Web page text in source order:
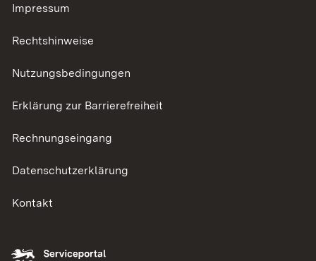
Impressum
Rechtshinweise
Nutzungsbedingungen
Erklärung zur Barrierefreiheit
Rechnungseingang
Datenschutzerklärung
Kontakt